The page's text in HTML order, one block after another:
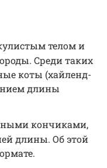
телом и
Среди таких
коты (хайленд-
длины
кончиками,
длины. Об этой